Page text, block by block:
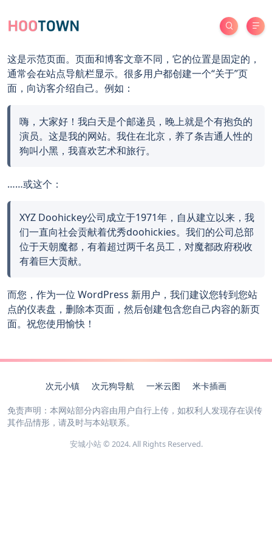
这是示范页面。页面和博客文章不同，它的位置是固定的，
通常会在站点导航栏显示。很多用户都创建一个“关于”页
面，向访客介绍自己。例如：
嗨，大家好！我白天是个邮递员，晚上就是个有抱负的
演员。这是我的网站。我住在北京，养了条吉通人性的
狗叫小黑，我喜欢艺术和旅行。
……或这个：
XYZ Doohickey公司成立于1971年，自从建立以来，我
们一直向社会贡献着优秀doohickies。我们的公司总部
位于天朝魔都，有着超过两千名员工，对魔都政府税收
有着巨大贡献。
而您，作为一位 WordPress 新用户，我们建议您转到您站
点的仪表盘 ，删除本页面，然后创建包含您自己内容的新页
面。祝您使用愉快！
次元小镇 次元狗导航 一米云图 米卡插画
免责声明：本网站部分内容由用户自行上传，如权利人发现存在误传
其作品情形，请及时与本站联系。
安城小站 © 2024. All Rights Reserved.